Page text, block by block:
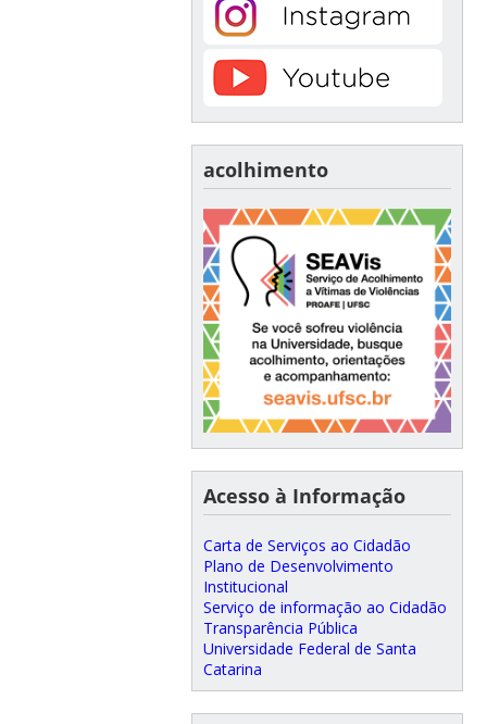
acolhimento
Acesso à Informação
Carta de Serviços ao Cidadão
Plano de Desenvolvimento
Institucional
Serviço de informação ao Cidadão
Transparência Pública
Universidade Federal de Santa
Catarina